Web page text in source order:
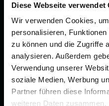
Diese Webseite verwendet
Wir verwenden Cookies,
personalisieren,
zu können und die Zugriffe
analysieren. Außerdem
Verwendung unserer
soziale Medien, Werbung
Partner führen diese
weiteren Daten
Jetzt
FÜR SIE
Vergleich
Ratgeber
Verzeichnis